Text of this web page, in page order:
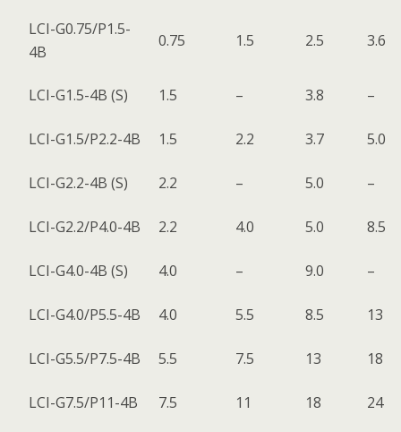
LCI-G0.75/P1.5-
4B
0.75 1.5 2.5 3.6
LCI-G1.5-4B (S) 1.5 – 3.8 –
LCI-G1.5/P2.2-4B 1.5 2.2 3.7 5.0
LCI-G2.2-4B (S) 2.2 – 5.0 –
LCI-G2.2/P4.0-4B 2.2 4.0 5.0 8.5
LCI-G4.0-4B (S) 4.0 – 9.0 –
LCI-G4.0/P5.5-4B 4.0 5.5 8.5 13
LCI-G5.5/P7.5-4B 5.5 7.5 13 18
LCI-G7.5/P11-4B 7.5 11 18 24